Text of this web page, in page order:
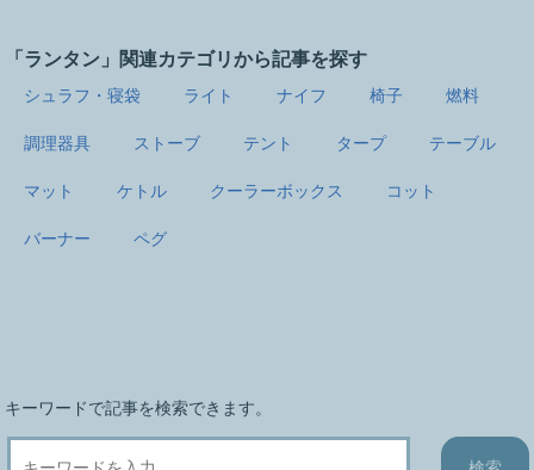
り
「ランタン」関連カテゴリから記事を探す
シュラフ・寝袋 ライト ナイフ 椅子
燃料
調理器具
ストーブ テント タープ
テーブル
マット
ケトル クーラーボックス
コット
バーナー
ペグ
キーワードで記事を検索できます。